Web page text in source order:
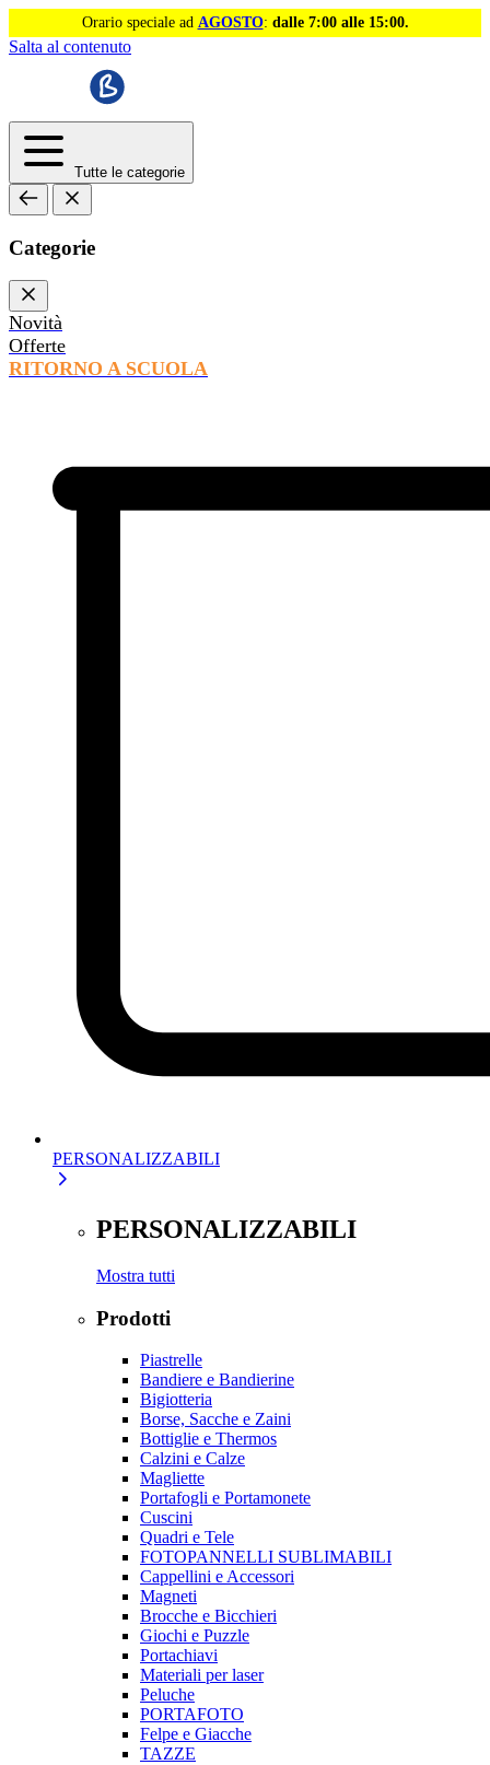
Orario speciale ad AGOSTO: dalle 7:00 alle 15:00.
Salta al contenuto
Tutte le categorie
Categorie
Novità
Offerte
RITORNO A SCUOLA
PERSONALIZZABILI
PERSONALIZZABILI
Mostra tutti
Prodotti
Piastrelle
Bandiere e Bandierine
Bigiotteria
Borse, Sacche e Zaini
Bottiglie e Thermos
Calzini e Calze
Magliette
Portafogli e Portamonete
Cuscini
Quadri e Tele
FOTOPANNELLI SUBLIMABILI
Cappellini e Accessori
Magneti
Brocche e Bicchieri
Giochi e Puzzle
Portachiavi
Materiali per laser
Peluche
PORTAFOTO
Felpe e Giacche
TAZZE